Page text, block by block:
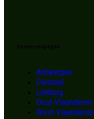
Deelverenigingen
Antwerpen
Centraal
Limburg
Oost-Vlaanderen
West-Vlaanderen